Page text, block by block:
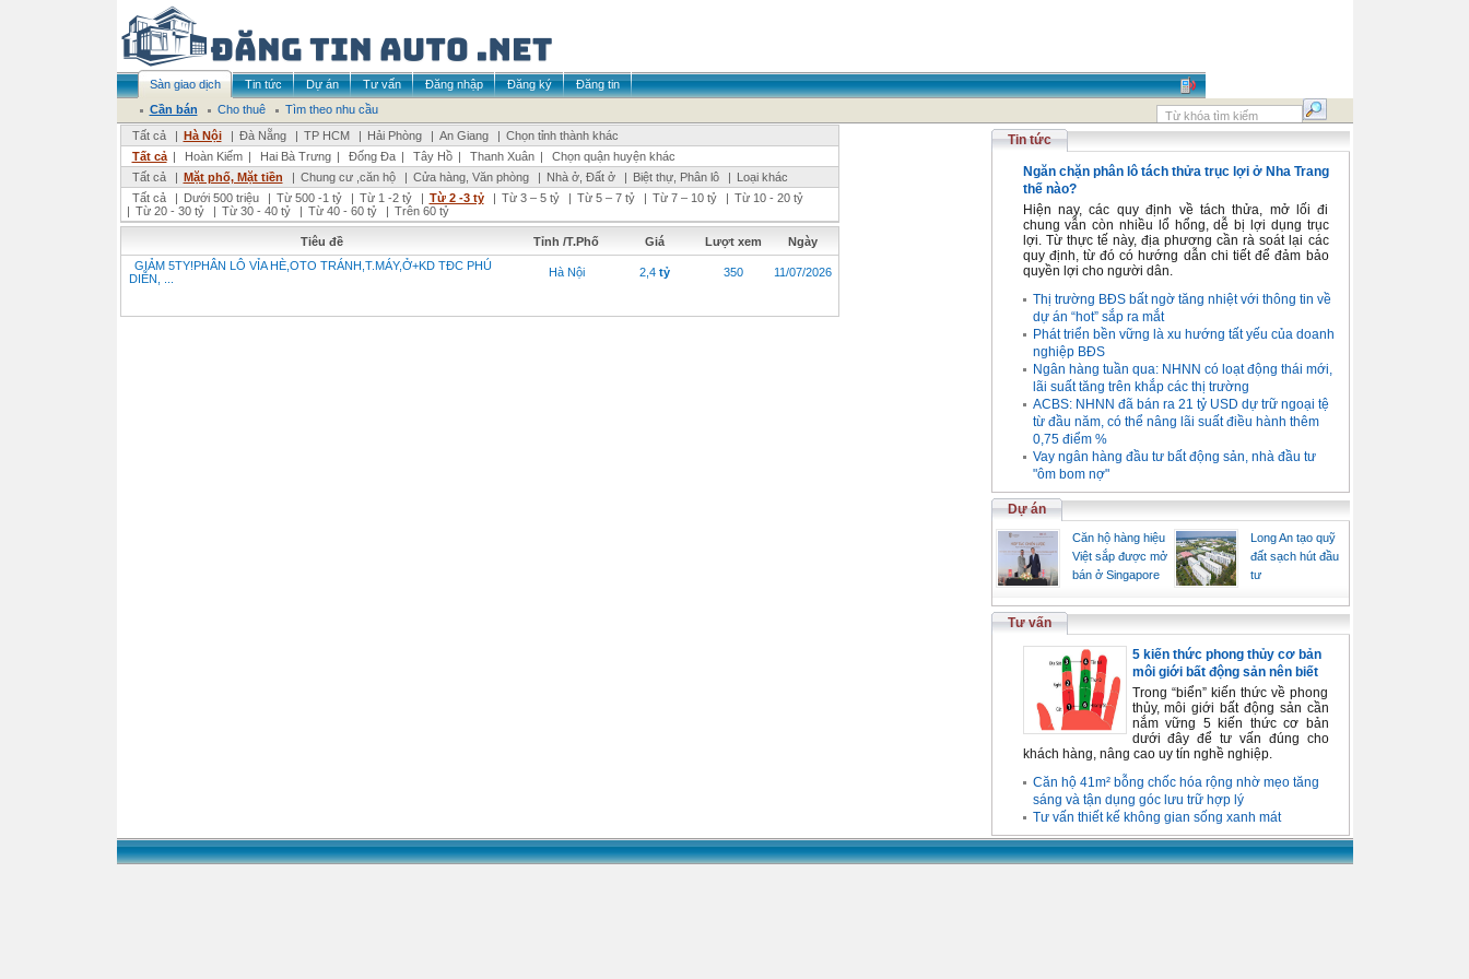
Sàn giao dịch Tin tức Dự án Tư vấn Đăng nhập Đăng ký
Đăng tin
Cần bán
Cho thuê
Tìm theo nhu cầu
Tất cả
| Hà Nội | Đà Nẵng | TP HCM | Hải Phòng | An Giang | Chọn tỉnh thành khác
Tất cả | Hoàn Kiếm | Hai Bà Trưng | Đống Đa | Tây Hồ | Thanh Xuân |
Chọn quận huyện khác
Tất cả
| Mặt phố, Mặt tiền | Chung cư ,căn hộ | Cửa hàng, Văn phòng | Nhà ở, Đất ở | Biệt thự, Phân lô | Loại khác
Tất cả
| Dưới 500 triệu | Từ 500 -1 tỷ | Từ 1 -2 tỷ | Từ 2 -3 tỷ | Từ 3 – 5 tỷ | Từ 5 – 7 tỷ | Từ 7 – 10 tỷ | Từ 10 - 20 tỷ
| Từ 20 - 30 tỷ | Từ 30 - 40 tỷ | Từ 40 - 60 tỷ | Trên 60 tỷ
Tiêu đề Tỉnh /T.Phố Giá Lượt xem
Ngày
GIẢM 5TY!PHÂN LÔ VỈA HÈ,OTO TRÁNH,T.MÁY,Ở+KD TĐC PHÚ
DIỄN, ...
Hà Nội 2,4 tỷ 350 11/07/2026
Tin tức
Ngăn chặn phân lô tách thửa trục lợi ở Nha Trang
thế nào?
Hiện nay, các quy định về tách thửa, mở lối đi
chung vẫn còn nhiều lổ hổng, dễ bị lợi dụng trục
lợi. Từ thực tế này, địa phương cần rà soát lại các
quy định, từ đó có hướng dẫn chi tiết để đảm bảo
quyền lợi cho người dân.
Thị trường BĐS bất ngờ tăng nhiệt với thông tin về
dự án “hot” sắp ra mắt
Phát triển bền vững là xu hướng tất yếu của doanh
nghiệp BĐS
Ngân hàng tuần qua: NHNN có loạt động thái mới,
lãi suất tăng trên khắp các thị trường
ACBS: NHNN đã bán ra 21 tỷ USD dự trữ ngoại tệ
từ đầu năm, có thể nâng lãi suất điều hành thêm
0,75 điểm %
Vay ngân hàng đầu tư bất động sản, nhà đầu tư
"ôm bom nợ"
Dự án
Căn hộ hàng hiệu
Việt sắp được mở
bán ở Singapore
Long An tạo quỹ
đất sạch hút đầu
tư
Tư vấn
5 kiến thức phong thủy cơ bản
môi giới bất động sản nên biết
Trong “biển” kiến thức về phong
thủy, môi giới bất động sản cần
nắm vững 5 kiến thức cơ bản
dưới đây để tư vấn đúng cho
khách hàng, nâng cao uy tín nghề nghiệp.
Căn hộ 41m² bỗng chốc hóa rộng nhờ mẹo tăng
sáng và tận dụng góc lưu trữ hợp lý
Tư vấn thiết kế không gian sống xanh mát